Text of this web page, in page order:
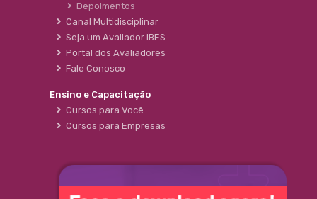
Depoimentos
Canal Multidisciplinar
Seja um Avaliador IBES
Portal dos Avaliadores
Fale Conosco
Ensino e Capacitação
Cursos para Você
Cursos para Empresas